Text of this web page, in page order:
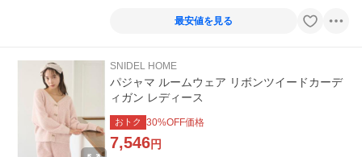
最安値を見る
SNIDEL HOME
パジャマ ルームウェア リボンツイードカーデ
ィガン レディース
おトク 30%OFF価格
7,546円